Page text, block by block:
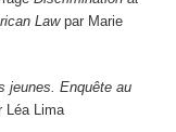
Law par Marie
jeunes. Enquête au
Léa Lima